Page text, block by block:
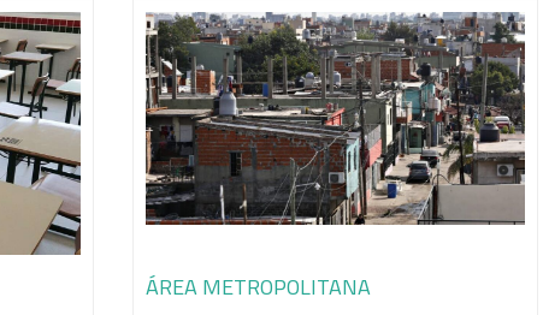
ÁREA METROPOLITANA